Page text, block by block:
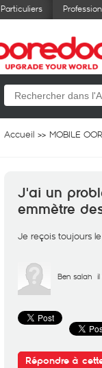
Particuliers
Accueil MOBILE
J'ai un
emmètre
Je reçois toujours
Ben salah
Répondre à